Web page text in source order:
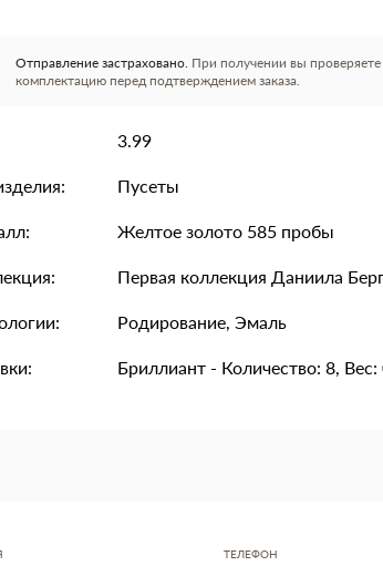
Отправление застраховано. При получении вы проверяете
комплектацию перед подтверждением заказа.
3.99
Пусеты
Желтое золото 585 пробы
Первая коллекция Даниила
Родирование, Эмаль
Бриллиант - Количество: 8,
ТЕЛЕФОН